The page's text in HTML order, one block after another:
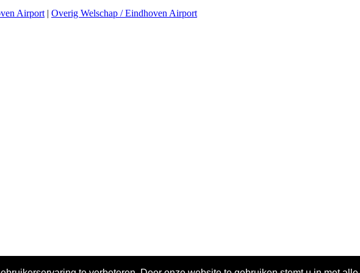
Airport | Overig Welschap / Eindhoven Airport